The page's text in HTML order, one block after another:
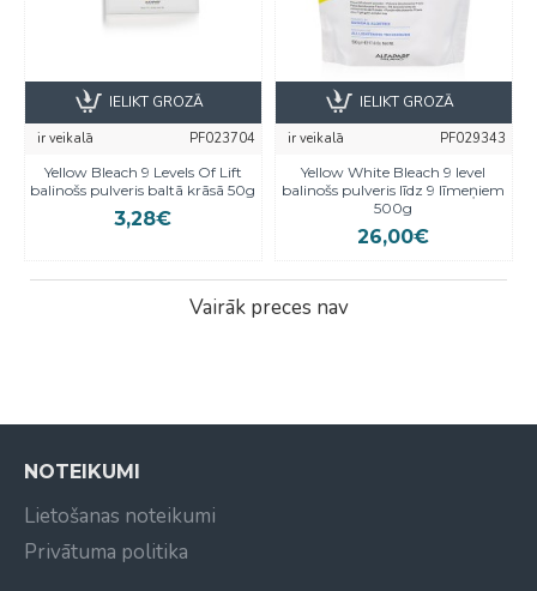
ir veikalā
PF023704
Yellow Bleach 9 Levels Of Lift
balinošs pulveris baltā krāsā 50g
3,28€
IELIKT GROZĀ
ir veikalā
PF029343
Yellow White Bleach 9 level
balinošs pulveris līdz 9 līmeņiem
500g
26,00€
IELIKT GROZĀ
Vairāk preces nav
NOTEIKUMI
Lietošanas noteikumi
Privātuma politika